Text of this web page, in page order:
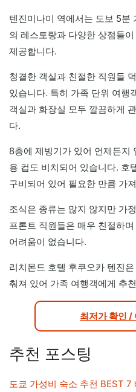
텐진미나미 역에서는 도보 5분
의 레스토랑과 다양한 상점들
제공합니다.
청결한 객실과 친절한 직원들
있습니다. 특히 가족 단위 여행
객실과 화장실 모두 깔끔하게
다.
8층에 제빙기가 있어 언제든지
용 컵도 비치되어 있습니다. 호
구비되어 있어 필요한 만큼 가
조식은 종류는 많지 않지만 가
프론트 직원들은 매우 친절하
어려움이 없습니다.
리치몬드 호텔 후쿠오카 텐진
춰져 있어 가족 여행객에게 추
최저가 확인 /
추천 포스팅
도쿄 가성비 숙소 추천 BEST 7